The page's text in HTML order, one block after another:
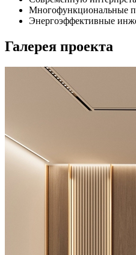
Многофункциональные
Энергоэффективные
Галерея проекта